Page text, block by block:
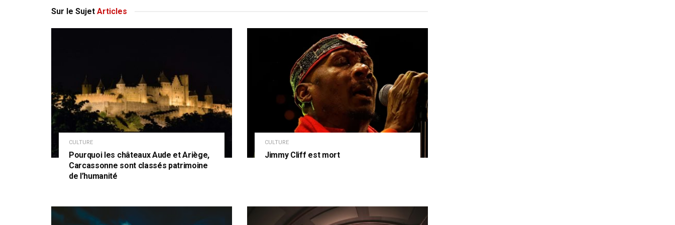
Sur le Sujet Articles
CULTURE
Pourquoi les châteaux Aude et Ariège,
Carcassonne sont classés patrimoine
de l’humanité
CULTURE
Jimmy Cliff est mort